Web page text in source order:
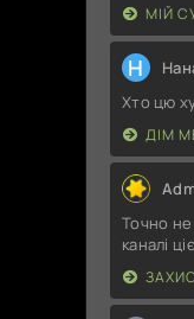
МІЙ
Н
Хто цю
ДІМ
Точно
каналі